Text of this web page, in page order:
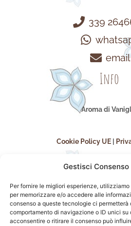
Gestisci Consenso
Per fornire le migliori esperienze,
per memorizzare e/o accedere alle
consenso a queste tecnologie ci permetterà
comportamento di navigazione o ID unici su
acconsentire o ritirare il consenso può
339
email
Info
Aroma di
Cookie Policy UE
seguici sui social